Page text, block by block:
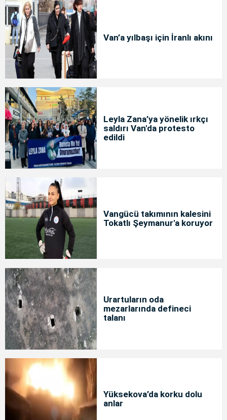
Van’a yılbaşı için İranlı akını
Leyla Zana’ya yönelik ırkçı
saldırı Van'da protesto
edildi
Vangücü takımının kalesini
Tokatlı Şeymanur'a koruyor
Urartuların oda
mezarlarında defineci
talanı
Yüksekova’da korku dolu
anlar